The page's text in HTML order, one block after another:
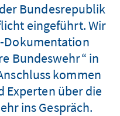
Bundesrepublik
eingeführt. Wir
Dokumentation
Bundeswehr“ in
kommen
Experten über die
ins Gespräch.